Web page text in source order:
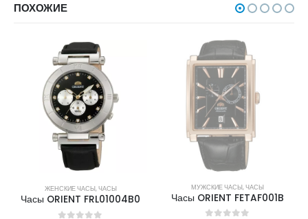
ПОХОЖИЕ
ЖЕНСКИЕ ЧАСЫ,ЧАСЫ
Часы ORIENT FRL01004B0
НЕТ В НАЛИЧИИ
МУЖСКИЕ ЧАСЫ,ЧАСЫ
Часы ORIENT FETAF001B